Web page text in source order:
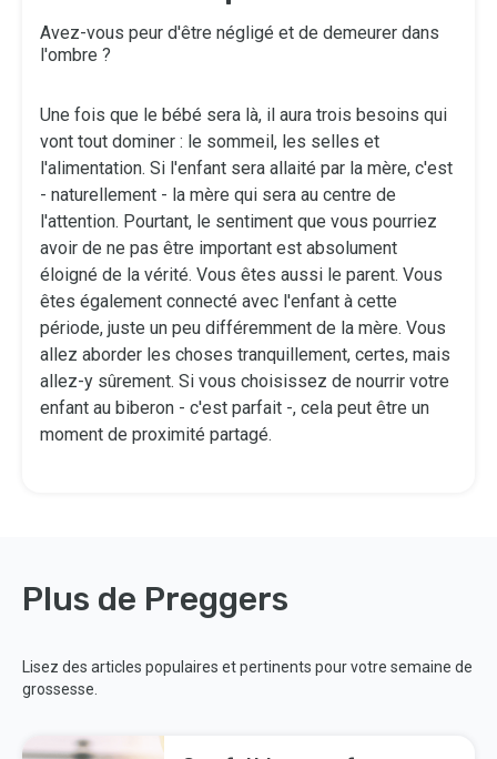
Avez-vous peur d'être négligé et de demeurer dans
l'ombre ?
Une fois que le bébé sera là, il aura trois besoins qui
vont tout dominer : le sommeil, les selles et
l'alimentation. Si l'enfant sera allaité par la mère, c'est
- naturellement - la mère qui sera au centre de
l'attention. Pourtant, le sentiment que vous pourriez
avoir de ne pas être important est absolument
éloigné de la vérité. Vous êtes aussi le parent. Vous
êtes également connecté avec l'enfant à cette
période, juste un peu différemment de la mère. Vous
allez aborder les choses tranquillement, certes, mais
allez-y sûrement. Si vous choisissez de nourrir votre
enfant au biberon - c'est parfait -, cela peut être un
moment de proximité partagé.
Plus de Preggers
Lisez des articles populaires et pertinents pour votre semaine de
grossesse.